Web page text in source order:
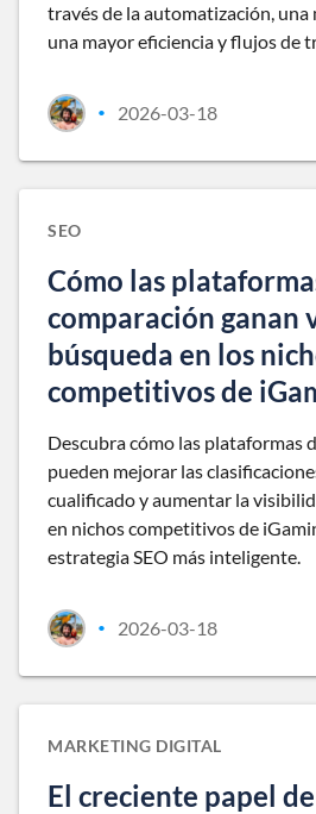
través de la automatización,
una mayor eficiencia y flujos de
• 2026-03-18
SEO
Cómo las
comparación ganan
búsqueda en los
competitivos de
Descubra cómo las plataformas
pueden mejorar las
cualificado y aumentar la
en nichos competitivos de
estrategia SEO más inteligente.
• 2026-03-18
MARKETING DIGITAL
El creciente papel